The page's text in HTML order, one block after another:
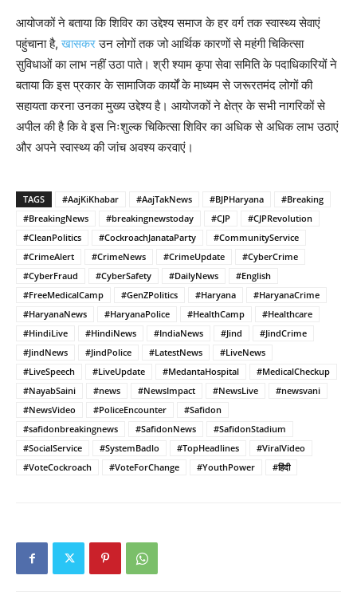
आयोजकों ने बताया कि शिविर का उद्देश्य समाज के हर वर्ग तक स्वास्थ्य सेवाएं
पहुंचाना है,खासकरउन लोगों तक जो आर्थिक कारणों से महंगी चिकित्सा
सुविधाओं का लाभ नहीं उठा पाते। श्री श्याम कृपा सेवा समिति के पदाधिकारियों ने
बताया कि इस प्रकार के सामाजिक कार्यों के माध्यम से जरूरतमंद लोगों की
सहायता करना उनका मुख्य उद्देश्य है। आयोजकों ने क्षेत्र के सभी नागरिकों से
अपील की है कि वे इस निःशुल्क चिकित्सा शिविर का अधिक से अधिक लाभ उठाएं
और अपने स्वास्थ्य की जांच अवश्य करवाएं।
TAGS #AajKiKhabar #AajTakNews #BJPHaryana
#Breaking
#BreakingNews
#breakingnewstoday #CJP
#CJPRevolution
#CleanPolitics
#CockroachJanataParty
#CommunityService
#CrimeAlert
#CrimeNews #CrimeUpdate
#CyberCrime
#CyberFraud
#CyberSafety #DailyNews
#English
#FreeMedicalCamp
#GenZPolitics #Haryana
#HaryanaCrime
#HaryanaNews
#HaryanaPolice #HealthCamp
#Healthcare
#HindiLive
#HindiNews #IndiaNews #Jind
#JindCrime
#JindNews
#JindPolice #LatestNews
#LiveNews
#LiveSpeech
#LiveUpdate #MedantaHospital
#MedicalCheckup
#NayabSaini
#news #NewsImpact #NewsLive
#newsvani
#NewsVideo
#PoliceEncounter
#Safidon
#safidonbreakingnews
#SafidonNews
#SafidonStadium
#SocialService
#SystemBadlo #TopHeadlines
#ViralVideo
#VoteCockroach
#VoteForChange #YouthPower #हिंदी